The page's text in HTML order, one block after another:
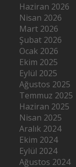
Haziran 2026
Nisan 2026
Mart 2026
Şubat 2026
Ocak 2026
Ekim 2025
Eylül 2025
Ağustos 2025
Temmuz 2025
Haziran 2025
Nisan 2025
Aralık 2024
Ekim 2024
Eylül 2024
Ağustos 2024